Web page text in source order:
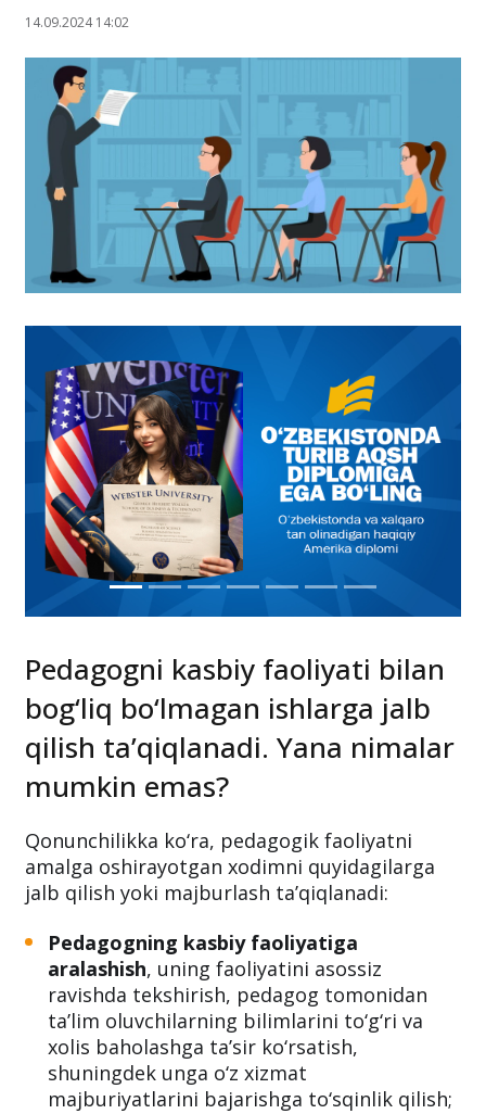
14.09.2024 14:02
Pedagogni kasbiy faoliyati bilan
bog‘liq bo‘lmagan ishlarga jalb
qilish ta’qiqlanadi. Yana nimalar
mumkin emas?
Qonunchilikka ko‘ra, pedagogik faoliyatni
amalga oshirayotgan xodimni quyidagilarga
jalb qilish yoki majburlash ta’qiqlanadi:
Pedagogning kasbiy faoliyatiga
aralashish, uning faoliyatini asossiz
ravishda tekshirish, pedagog tomonidan
ta’lim oluvchilarning bilimlarini to‘g‘ri va
xolis baholashga ta’sir ko‘rsatish,
shuningdek unga o‘z xizmat
majburiyatlarini bajarishga to‘sqinlik qilish;